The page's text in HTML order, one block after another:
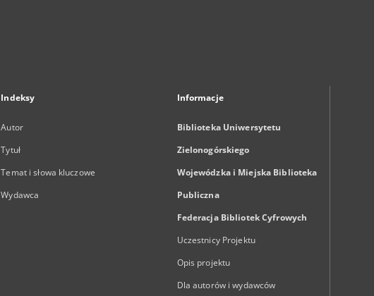
Indeksy
Autor
Tytuł
Temat i słowa kluczowe
Wydawca
Informacje
Biblioteka Uniwersytetu
Zielonogórskiego
Wojewódzka i Miejska Biblioteka
Publiczna
Federacja Bibliotek Cyfrowych
Uczestnicy Projektu
Opis projektu
Dla autorów i wydawców